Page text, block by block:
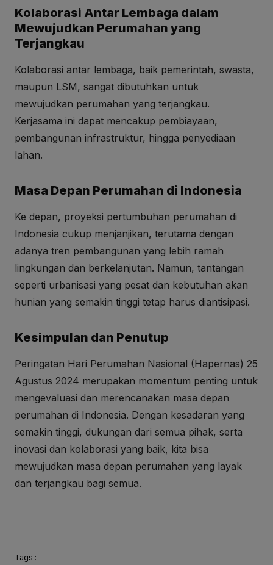
Kolaborasi Antar Lembaga dalam
Mewujudkan Perumahan yang
Terjangkau
Kolaborasi antar lembaga, baik pemerintah, swasta,
maupun LSM, sangat dibutuhkan untuk
mewujudkan perumahan yang terjangkau.
Kerjasama ini dapat mencakup pembiayaan,
pembangunan infrastruktur, hingga penyediaan
lahan.
Masa Depan Perumahan di Indonesia
Ke depan, proyeksi pertumbuhan perumahan di
Indonesia cukup menjanjikan, terutama dengan
adanya tren pembangunan yang lebih ramah
lingkungan dan berkelanjutan. Namun, tantangan
seperti urbanisasi yang pesat dan kebutuhan akan
hunian yang semakin tinggi tetap harus diantisipasi.
Kesimpulan dan Penutup
Peringatan Hari Perumahan Nasional (Hapernas) 25
Agustus 2024 merupakan momentum penting untuk
mengevaluasi dan merencanakan masa depan
perumahan di Indonesia. Dengan kesadaran yang
semakin tinggi, dukungan dari semua pihak, serta
inovasi dan kolaborasi yang baik, kita bisa
mewujudkan masa depan perumahan yang layak
dan terjangkau bagi semua.
Tags :